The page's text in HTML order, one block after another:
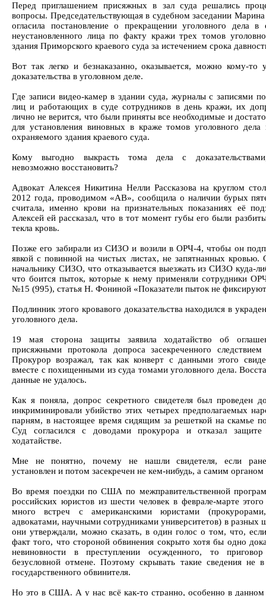
Перед приглашением присяжных в зал суда решались
вопросы. Председательствующая в судебном заседании
огласила постановление о прекращении уголовного дела в
неустановленного лица по факту кражи трех томов
здания Приморского краевого суда за истечением срока
Вот так легко и безнаказанно, оказывается, можно кому-то
доказательства в уголовном деле.
Где записи видео-камер в здании суда, журналы с записями
лиц и работающих в суде сотрудников в день кражи, их
лично не верится, что были приняты все необходимые и
для установления виновных в краже томов уголовного
охраняемого здания краевого суда.
Кому выгодно выкрасть тома дела с
невозможно восстановить?
Адвокат Алексея Никитина Нелли Рассказова на круглом
2012 года, проводимом «АВ», сообщила о наличии бурых
считала, именно крови на признательных показаниях её
Алексей ей рассказал, что в тот момент губы его были
текла кровь.
Позже его забирали из СИЗО и возили в ОРЧ-4, чтобы он
явкой с повинной на чистых листах, не запятнанных кровью.
начальнику СИЗО, что отказывается выезжать из СИЗО куда-
что боится пыток, которые к нему применяли сотрудники
№15 (995), статья Н. Фониной «Показатели пыток не
Подлинник этого кровавого доказательства находился в
уголовного дела.
19 мая сторона защиты заявила ходатайство об
присяжными протокола допроса засекреченного следствием
Прокурор возражал, так как конверт с данными этого
вместе с похищенными из суда томами уголовного дела.
данные не удалось.
Как я поняла, допрос секретного свидетеля был проведен
инкриминировали убийство этих четырех предполагаемых
парням, в настоящее время сидящим за решеткой на скамье
Суд согласился с доводами прокурора и отказал
ходатайстве.
Мне не понятно, почему не нашли свидетеля, если
установлен и потом засекречен не кем-нибудь, а самим органом
Во время поездки по США по межправительственной
российских юристов из шести человек в феврале-марте
много встреч с американскими юристами
адвокатами, научными сотрудниками университетов) в разных
они утверждали, можно сказать, в один голос о том, что,
факт того, что стороной обвинения сокрыто хотя бы одно
невиновности в преступлении осужденного, то
безусловной отмене. Поэтому скрывать такие сведения не в
государственного обвинителя.
Но это в США. А у нас всё как-то странно, особенно в данном